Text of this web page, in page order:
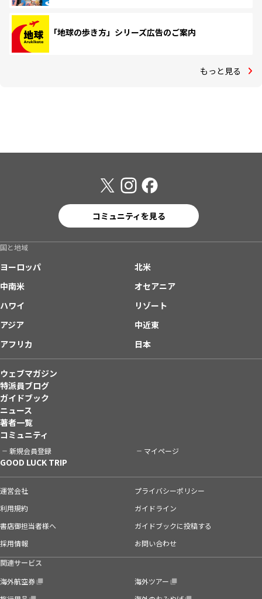
「地球の歩き方」シリーズ広告のご案内
もっと見る
コミュニティを見る
国と地域
ヨーロッパ
北米
中南米
オセアニア
ハワイ
リゾート
アジア
中近東
アフリカ
日本
ウェブマガジン
特派員ブログ
ガイドブック
ニュース
著者一覧
コミュニティ
新規会員登録 マイページ
GOOD LUCK TRIP
運営会社
プライバシーポリシー
利用規約
ガイドライン
書店御担当者様へ
ガイドブックに投稿する
採用情報
お問い合わせ
関連サービス
海外航空券
海外ツアー